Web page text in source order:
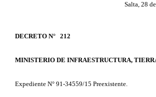
Salta, 28
DECRETO N° 212
MINISTERIO DE INFRAESTRUCTURA,
Expediente N° 91-34559/15 Preexistente.